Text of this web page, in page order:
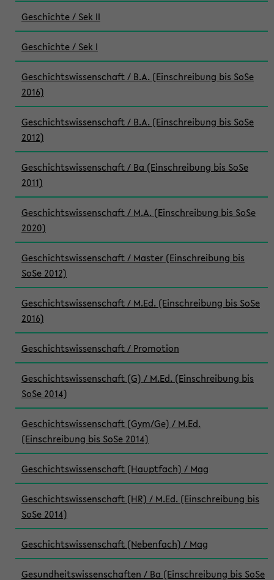
Geschichte / Sek II
Geschichte / Sek I
Geschichtswissenschaft / B.A. (Einschreibung bis SoSe
2016)
Geschichtswissenschaft / B.A. (Einschreibung bis SoSe
2012)
Geschichtswissenschaft / Ba (Einschreibung bis SoSe
2011)
Geschichtswissenschaft / M.A. (Einschreibung bis SoSe
2020)
Geschichtswissenschaft / Master (Einschreibung bis
SoSe 2012)
Geschichtswissenschaft / M.Ed. (Einschreibung bis SoSe
2016)
Geschichtswissenschaft / Promotion
Geschichtswissenschaft (G) / M.Ed. (Einschreibung bis
SoSe 2014)
Geschichtswissenschaft (Gym/Ge) / M.Ed.
(Einschreibung bis SoSe 2014)
Geschichtswissenschaft (Hauptfach) / Mag
Geschichtswissenschaft (HR) / M.Ed. (Einschreibung bis
SoSe 2014)
Geschichtswissenschaft (Nebenfach) / Mag
Gesundheitswissenschaften / Ba (Einschreibung bis SoSe